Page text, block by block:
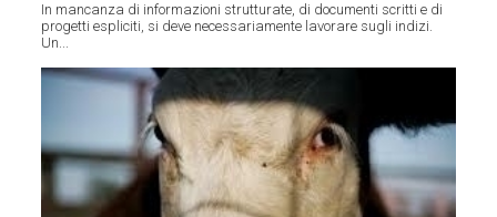
In mancanza di informazioni strutturate, di documenti scritti e di
progetti espliciti, si deve necessariamente lavorare sugli indizi.
Un...